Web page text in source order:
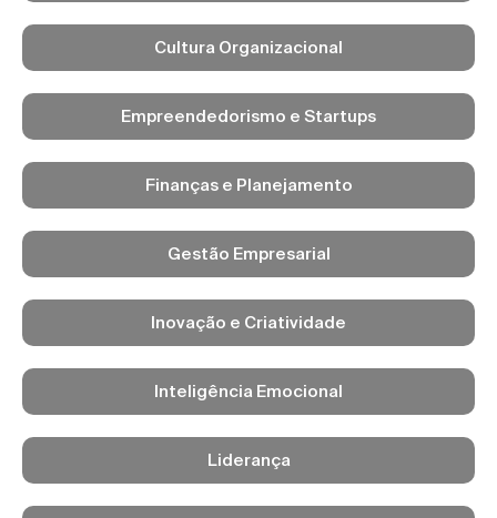
Cultura Organizacional
Empreendedorismo e Startups
Finanças e Planejamento
Gestão Empresarial
Inovação e Criatividade
Inteligência Emocional
Liderança